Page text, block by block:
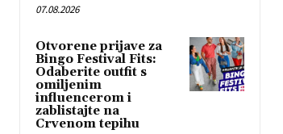
07.08.2026
Otvorene prijave za
Bingo Festival Fits:
Odaberite outfit s
omiljenim
influencerom i
zablistajte na
Crvenom tepihu